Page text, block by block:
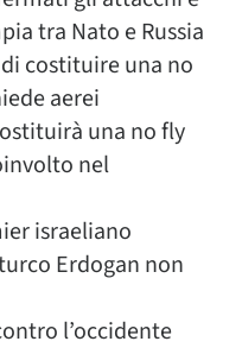
tra Nato e Russia
costituire una no
aerei
una no fly
nel
israeliano
Erdogan non
l’occidente